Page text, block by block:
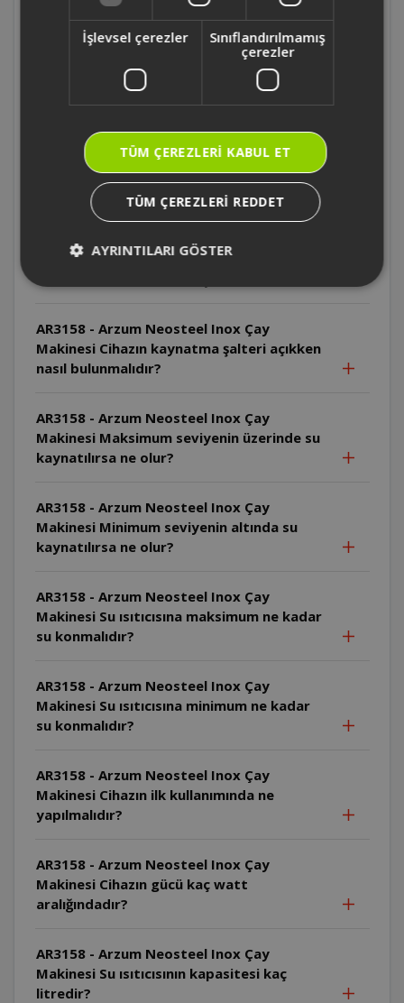
Makinesi Cihazın dış yüzeyi neden dikkatli
tutulmalıdır?
AR3158 - Arzum Neosteel Inox Çay
AR3158 - Arzum Neosteel Inox Çay
Makinesi Cihazın enerji tabanı suya
sokulabilir mi?
AR3158 - Arzum Neosteel Inox Çay
AR3158 - Arzum Neosteel Inox Çay
Makinesi Cihazın kaynatma şalteri açıkken
nasıl bulunmalıdır?
AR3158 - Arzum Neosteel Inox Çay
Makinesi Maksimum seviyenin üzerinde su
kaynatılırsa ne olur?
AR3158 - Arzum Neosteel Inox Çay
Makinesi Minimum seviyenin altında su
kaynatılırsa ne olur?
AR3158 - Arzum Neosteel Inox Çay
Makinesi Su ısıtıcısına maksimum ne kadar
su konmalıdır?
AR3158 - Arzum Neosteel Inox Çay
Makinesi Su ısıtıcısına minimum ne kadar
su konmalıdır?
AR3158 - Arzum Neosteel Inox Çay
Makinesi Cihazın ilk kullanımında ne
yapılmalıdır?
AR3158 - Arzum Neosteel Inox Çay
Makinesi Cihazın gücü kaç watt
aralığındadır?
AR3158 - Arzum Neosteel Inox Çay
Makinesi Su ısıtıcısının kapasitesi kaç
litredir?
İşlevsel çerezler
Sınıflandırılmamış
çerezler
TÜM ÇEREZLERI KABUL ET
TÜM ÇEREZLERI REDDET
AYRINTILARI GÖSTER